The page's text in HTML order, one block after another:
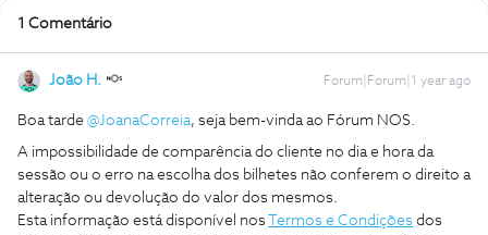
1 Comentário
João H. Forum|Forum|1 year ago
Boa tarde ​ @JoanaCorreia, seja bem-vinda ao Fórum NOS.
A impossibilidade de comparência do cliente no dia e hora da
sessão ou o erro na escolha dos bilhetes não conferem o direito a
alteração ou devolução do valor dos mesmos.
Esta informação está disponível nos
Termos e Condições dos